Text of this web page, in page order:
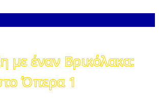
με έναν Βρικόλακα:
Όπερα 1